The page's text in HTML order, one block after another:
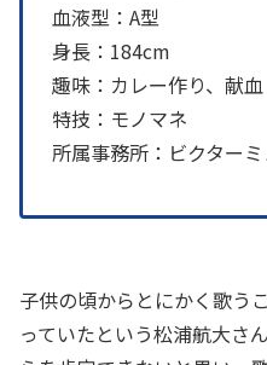
血液型：A型
身長：184cm
趣味：カレー作り、献血
特技：モノマネ
所属事務所：ビクター
子供の頃からとにかく歌う
っていたという松浦航大さ